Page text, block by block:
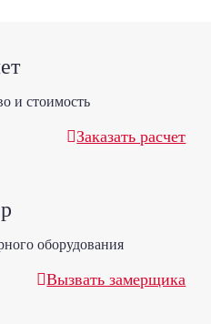
и стоимость
Заказать расчет
оборудования
Вызвать замерщика